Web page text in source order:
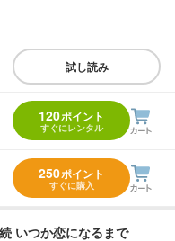
試し読み
120ポイント
すぐにレンタル
250ポイント
すぐに購入
いつか恋になるまで